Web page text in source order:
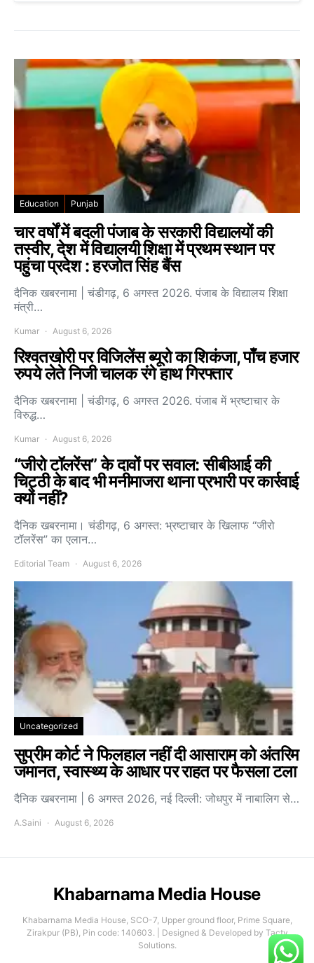
Education Punjab
चार वर्षों में बदली पंजाब के सरकारी विद्यालयों की
तस्वीर, देश में विद्यालयी शिक्षा में प्रथम स्थान पर
पहुंचा प्रदेश : हरजोत सिंह बैंस
दैनिक खबरनामा | चंडीगढ़, 6 अगस्त 2026. पंजाब के विद्यालय शिक्षा
मंत्री…
Kumar August 6, 2026
रिश्वतखोरी पर विजिलेंस ब्यूरो का शिकंजा, पाँच हजार
रुपये लेते निजी चालक रंगे हाथ गिरफ्तार
दैनिक खबरनामा | चंडीगढ़, 6 अगस्त 2026. पंजाब में भ्रष्टाचार के
विरुद्ध…
Kumar August 6, 2026
“जीरो टॉलरेंस” के दावों पर सवाल: सीबीआई की
चिट्ठी के बाद भी मनीमाजरा थाना प्रभारी पर कार्रवाई
क्यों नहीं?
दैनिक खबरनामा। चंडीगढ़, 6 अगस्त: भ्रष्टाचार के खिलाफ “जीरो
टॉलरेंस” का एलान…
Editorial Team August 6, 2026
Uncategorized
सुप्रीम कोर्ट ने फिलहाल नहीं दी आसाराम को अंतरिम
जमानत, स्वास्थ्य के आधार पर राहत पर फैसला टला
दैनिक खबरनामा | 6 अगस्त 2026, नई दिल्ली: जोधपुर में नाबालिग से…
A.Saini August 6, 2026
Khabarnama Media House
Khabarnama Media House, SCO-7, Upper ground floor, Prime Square,
Zirakpur (PB), Pin code: 140603. | Designed & Developed by Tacty
Solutions.